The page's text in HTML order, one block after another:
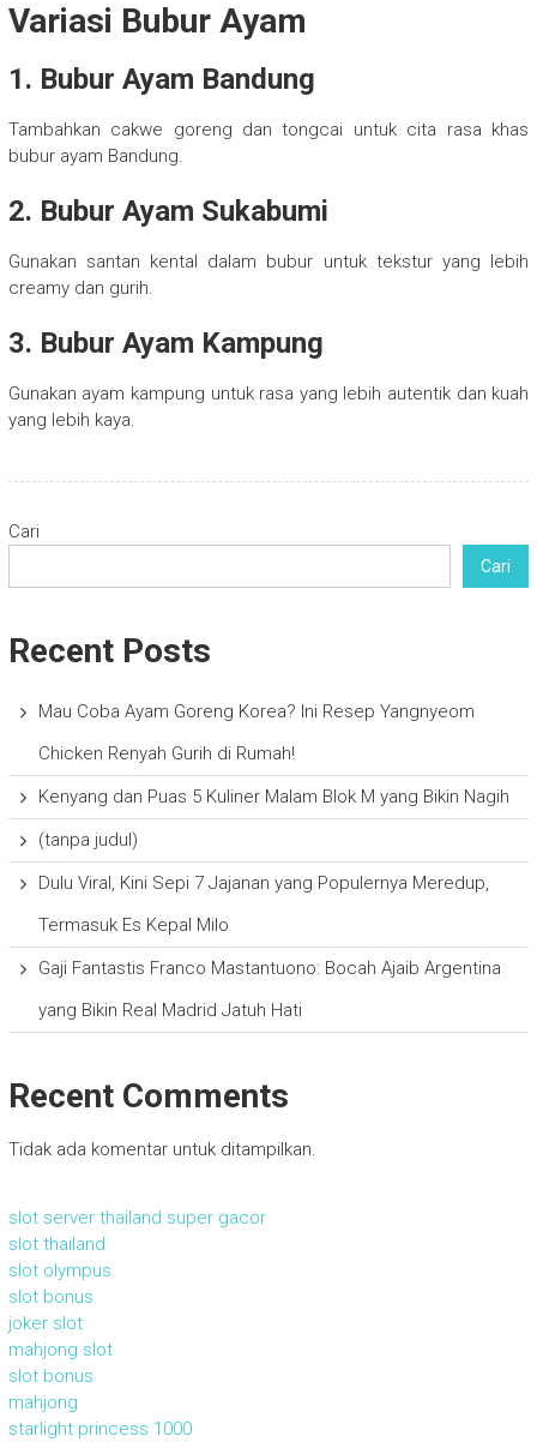
Variasi Bubur Ayam
1. Bubur Ayam Bandung
Tambahkan cakwe goreng dan tongcai untuk cita rasa khas
bubur ayam Bandung.
2. Bubur Ayam Sukabumi
Gunakan santan kental dalam bubur untuk tekstur yang lebih
creamy dan gurih.
3. Bubur Ayam Kampung
Gunakan ayam kampung untuk rasa yang lebih autentik dan kuah
yang lebih kaya.
Cari
Cari
Recent Posts
Mau Coba Ayam Goreng Korea? Ini Resep Yangnyeom
Chicken Renyah Gurih di Rumah!
Kenyang dan Puas 5 Kuliner Malam Blok M yang Bikin Nagih
(tanpa judul)
Dulu Viral, Kini Sepi 7 Jajanan yang Populernya Meredup,
Termasuk Es Kepal Milo
Gaji Fantastis Franco Mastantuono: Bocah Ajaib Argentina
yang Bikin Real Madrid Jatuh Hati
Recent Comments
Tidak ada komentar untuk ditampilkan.
slot server thailand super gacor
slot thailand
slot olympus
slot bonus
joker slot
mahjong slot
slot bonus
mahjong
starlight princess 1000